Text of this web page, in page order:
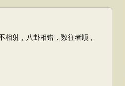
，八卦相错，数往者顺，